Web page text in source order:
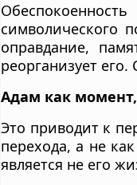
символического
оправдание,
реорганизует
Адам как
Это приводит к
перехода, а не
является не его